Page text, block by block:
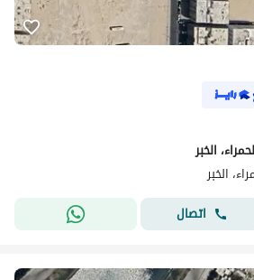
الخبر
الخبر
اتصال